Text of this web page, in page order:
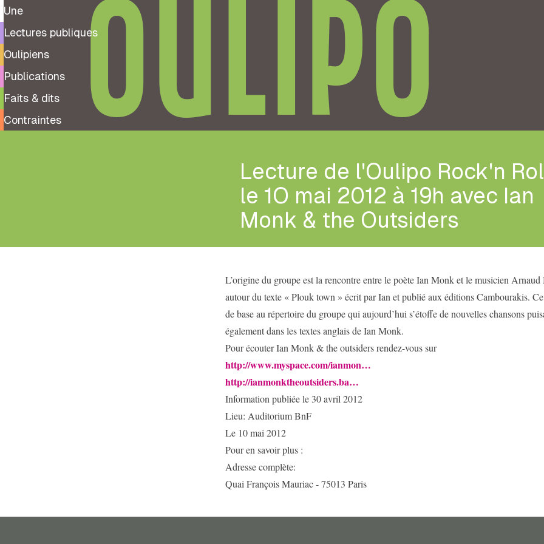
Une
Lectures publiques
Oulipiens
Publications
Faits & dits
Contraintes
OULIPO
Lecture de l'Oulipo Rock'n
le 1O mai 2012 à 19h avec Ian
Monk & the Outsiders
L’origine du groupe est la rencontre entre le poète Ian Monk et le musicien
autour du texte « Plouk town » écrit par Ian et publié aux éditions Cambourakis.
de base au répertoire du groupe qui aujourd’hui s’étoffe de nouvelles chansons
également dans les textes anglais de Ian Monk.
Pour écouter Ian Monk & the outsiders rendez-vous sur
http://www.myspace.com/ianmon…
http://ianmonktheoutsiders.ba…
Information publiée le 30 avril 2012
Lieu: Auditorium BnF
Le 10 mai 2012
Pour en savoir plus :
Adresse complète:
Quai François Mauriac - 75013 Paris